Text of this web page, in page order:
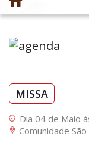
MISSA
Dia 04 de Maio
Comunidade